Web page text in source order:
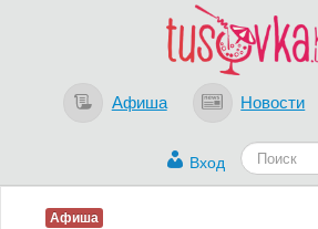
Афиша Новости
Вход
Афиша